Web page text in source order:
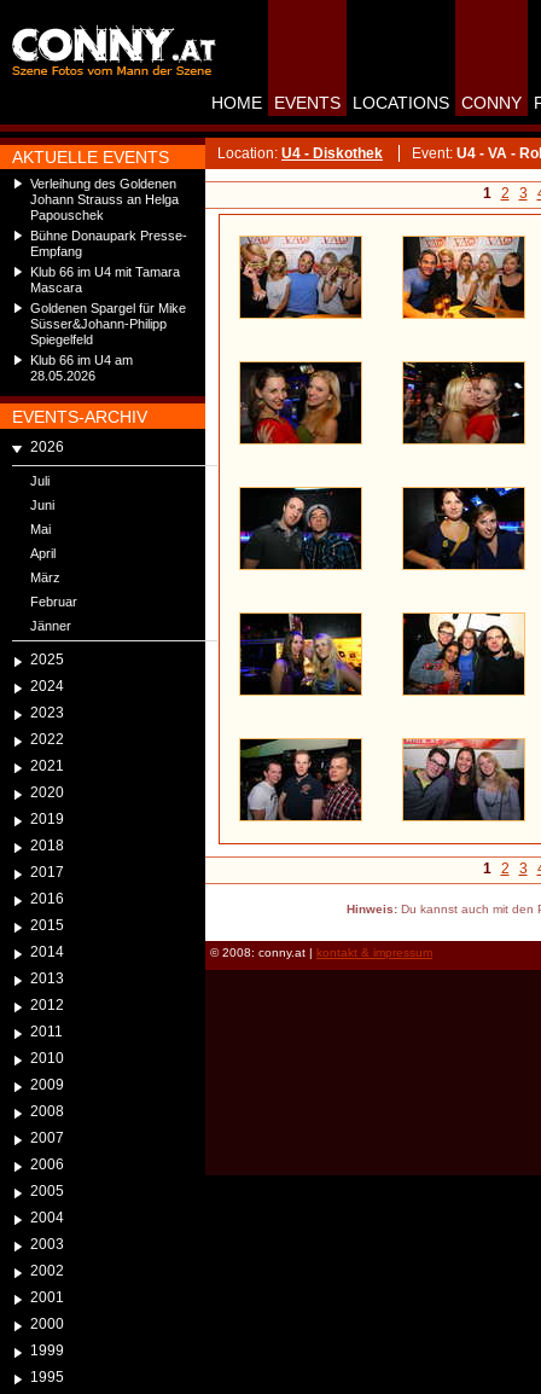
AKTUELLE EVENTS
Verleihung des Goldenen
Johann Strauss an Helga
Papouschek
Bühne Donaupark Presse-
Empfang
Klub 66 im U4 mit Tamara
Mascara
Goldenen Spargel für Mike
Süsser&Johann-Philipp
Spiegelfeld
Klub 66 im U4 am
28.05.2026
EVENTS-ARCHIV
2026
Juli
Juni
Mai
April
März
Februar
Jänner
2025
2024
2023
2022
2021
2020
2019
2018
2017
2016
2015
2014
2013
2012
2011
2010
2009
2008
2007
2006
2005
2004
2003
2002
2001
2000
1999
1995
HOME EVENTS LOCATIONS CONNY
Location: U4 - Diskothek Event: U4 - VA -
1 2 3
1 2 3
Hinweis:Du kannst auch mit den
© 2008: conny.at | kontakt & impressum